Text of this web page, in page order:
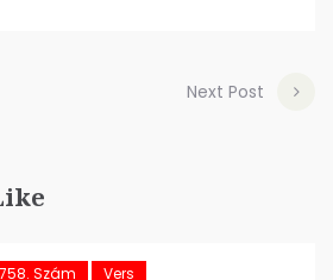
Next Post
758. Szám Vers